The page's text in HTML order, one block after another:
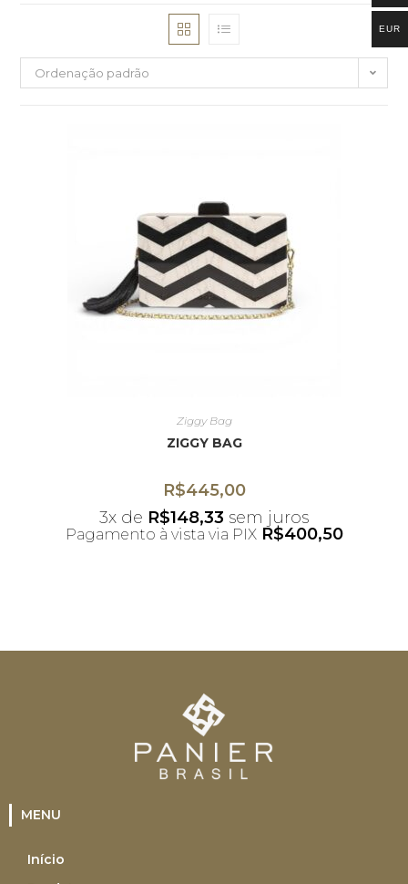
Ordenação padrão
Ziggy Bag
ZIGGY BAG
R$445,00
3x de R$148,33 sem juros
Pagamento à vista via PIX R$400,50
MENU
Início
EUR